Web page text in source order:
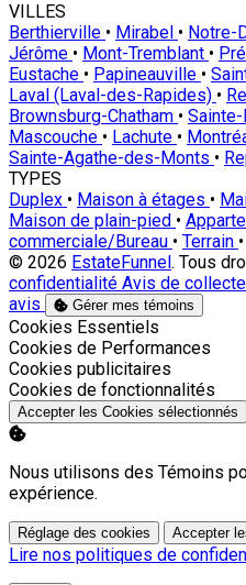
VILLES
Berthierville • Mirabel • Notre-
Jérôme • Mont-Tremblant •
Eustache • Papineauville •
Laval (Laval-des-Rapides) •
Brownsburg-Chatham •
Mascouche • Lachute •
Sainte-Agathe-des-Monts •
TYPES
Duplex • Maison à étages •
Maison de plain-pied •
commerciale/Bureau • Terrain •
© 2026 EstateFunnel . Tous
confidentialité Avis de collecte
avis
Gérer mes témoins
Activer
Cookies Essentiels
Activer
Cookies de Performances
Activer
Cookies publicitaires
Activer
Cookies de fonctionnalités
Accepter les Cookies sélectionnés
Nous utilisons des Témoins
expérience.
Réglage des cookies Accepter
Lire nos politiques de